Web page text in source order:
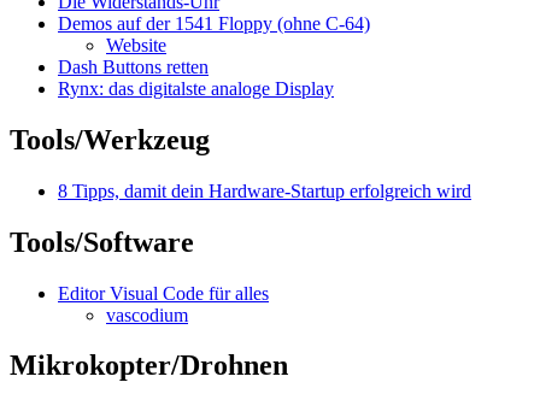
Demos auf der 1541 Floppy (ohne C-64)
Website
Dash Buttons retten
Rynx: das digitalste analoge Display
Tools/Werkzeug
8 Tipps, damit dein Hardware-Startup erfolgreich wird
Tools/Software
Editor Visual Code für alles
vascodium
Mikrokopter/Drohnen